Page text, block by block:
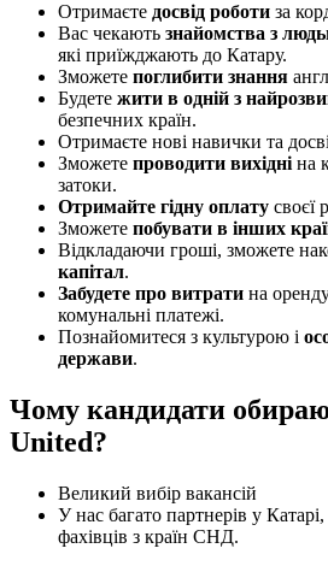
Отримаєте досвід роботи за
Вас чекають знайомства з
які приїжджають до Катару.
Зможете поглибити знання
Будете жити в одній з
безпечних країн.
Отримаєте нові навички та
Зможете проводити вихідні на
затоки.
Отримайте гідну оплату своєї
Зможете побувати в інших
Відкладаючи гроші, зможете
капітал.
Забудете про витрати на
комунальні платежі.
Познайомитеся з культурою і
держави.
Чому кандидати
United?
Великий вибір вакансій
У нас багато партнерів у
фахівців з країн СНД.